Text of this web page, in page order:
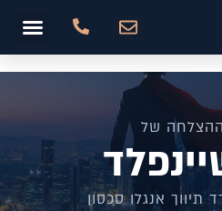
ההצלחה של
אנגלו סכסון